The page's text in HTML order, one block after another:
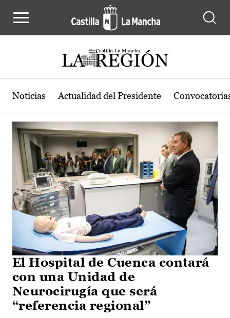
Actualidad de la región de Castilla-
Noticias Actualidad del Presidente
El Hospital de Cuenca contará
con una Unidad de
Neurocirugía que será
“referencia regional”